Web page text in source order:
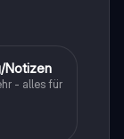
Notizen
- alles für